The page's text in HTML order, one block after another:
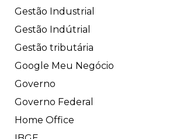
Gestão Industrial
Gestão Indútrial
Gestão tributária
Google Meu Negócio
Governo
Governo Federal
Home Office